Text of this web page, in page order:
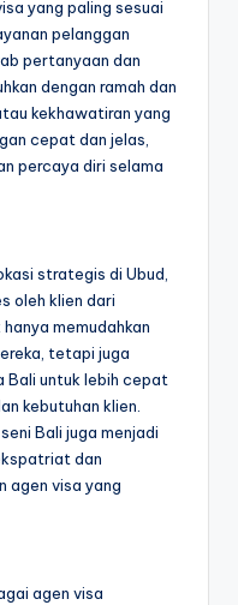
yang paling sesuai
pelanggan
pertanyaan dan
dengan ramah dan
kekhawatiran yang
cepat dan jelas,
percaya diri selama
strategis di Ubud,
oleh klien dari
memudahkan
tetapi juga
Bali untuk lebih cepat
kebutuhan klien.
Bali juga menjadi
dan
agen visa yang
agen visa